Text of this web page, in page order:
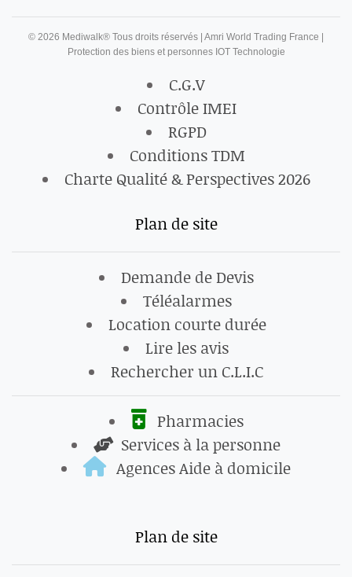
© 2026 Mediwalk® Tous droits réservés | Amri World Trading France |
Protection des biens et personnes IOT Technologie
C.G.V
Contrôle IMEI
RGPD
Conditions TDM
Charte Qualité & Perspectives 2026
Plan de site
Demande de Devis
Téléalarmes
Location courte durée
Lire les avis
Rechercher un C.L.I.C
Pharmacies
Services à la personne
Agences Aide à domicile
Plan de site